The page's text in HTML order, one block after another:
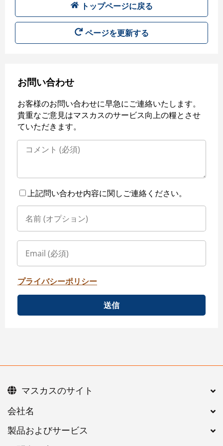
トップページに戻る
ページを更新する
お問い合わせ
お客様のお問い合わせに早急にご連絡いたします。
貴重なご意見はマスカスのサービス向上の糧とさせ
ていただきます。
上記問い合わせ内容に関しご連絡ください。
プライバシーポリシー
送信
会社名
製品およびサービス
マスカスのサイト